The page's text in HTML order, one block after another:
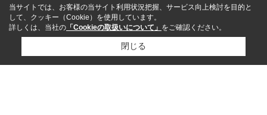
当サイトでは、お客様の当サイト利用状況把握、サービス向上検討を目的と
して、クッキー（Cookie）を使用しています。
詳しくは、当社の 「Cookieの取扱いについて」 をご確認ください。
閉じる